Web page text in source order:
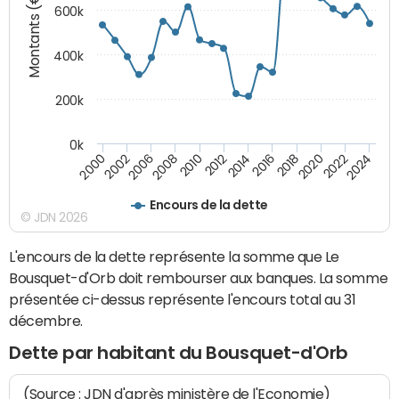
Montants (€)
Encours de la dette
200020022006200820102012201420162018202020222024
0k
200k
400k
600k
© JDN 2026
L'encours de la dette représente la somme que Le
Bousquet-d'Orb doit rembourser aux banques. La somme
présentée ci-dessus représente l'encours total au 31
décembre.
Dette par habitant du Bousquet-d'Orb
(Source : JDN d'après ministère de l'Economie)